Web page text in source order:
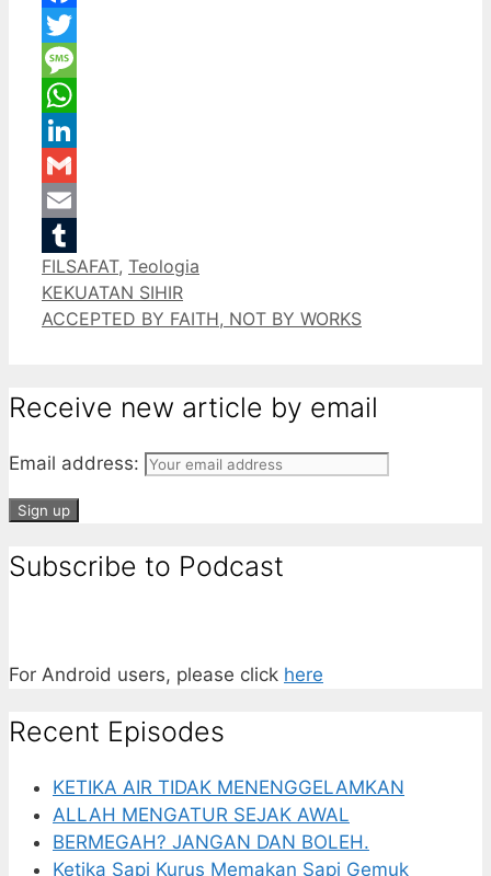
Facebook
Twitter
Message
WhatsApp
LinkedIn
Gmail
Email
Tumblr
Categories
FILSAFAT, Teologia
KEKUATAN SIHIR
ACCEPTED BY FAITH, NOT BY WORKS
Receive new article by email
Email address:
Subscribe to Podcast
For Android users, please click here
Recent Episodes
KETIKA AIR TIDAK MENENGGELAMKAN
ALLAH MENGATUR SEJAK AWAL
BERMEGAH? JANGAN DAN BOLEH.
Ketika Sapi Kurus Memakan Sapi Gemuk